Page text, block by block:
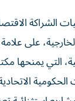
الخارجية، على
التي يمنحها